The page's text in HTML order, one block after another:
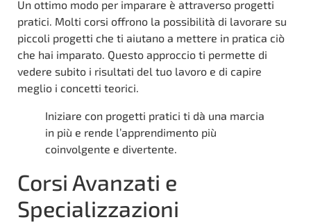
Un ottimo modo per imparare è attraverso progetti
pratici. Molti corsi offrono la possibilità di lavorare su
piccoli progetti che ti aiutano a mettere in pratica ciò
che hai imparato. Questo approccio ti permette di
vedere subito i risultati del tuo lavoro e di capire
meglio i concetti teorici.
Iniziare con progetti pratici ti dà una marcia
in più e rende l’apprendimento più
coinvolgente e divertente.
Corsi Avanzati e
Specializzazioni